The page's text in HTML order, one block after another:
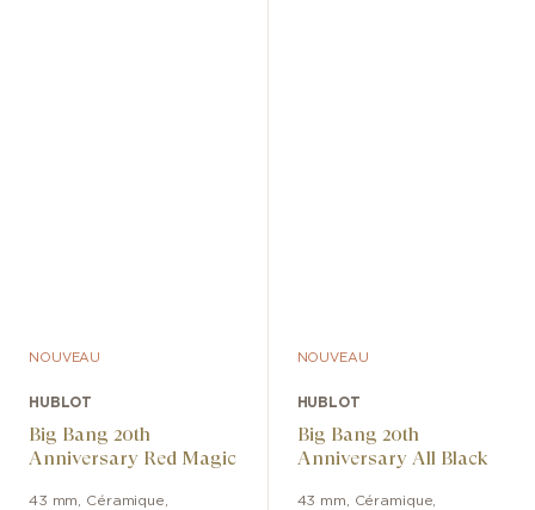
NOUVEAU
HUBLOT
Big Bang 20th
Anniversary Red Magic
43 mm Céramique
NOUVEAU
HUBLOT
Big Bang 20th
Anniversary All Black
43 mm Céramique